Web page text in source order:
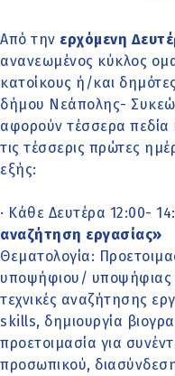
Από την ερχόμενη
ανανεωμένος κύκλος
κατοίκους ή/και
δήμου Νεάπολης-
αφορούν τέσσερα πεδία
τις τέσσερις πρώτες
εξής:
· Κάθε Δευτέρα 12:00-
αναζήτηση εργασίας»
Θεματολογία:
υποψήφιου/ υποψήφιας
τεχνικές αναζήτησης
skills, δημιουργία
προετοιμασία για
προσωπικού,